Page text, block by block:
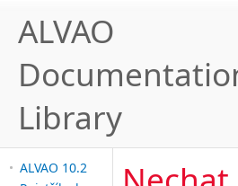
ALVAO
Library
ALVAO 10.2